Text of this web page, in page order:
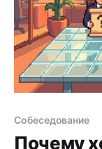
Собеседование
Почему